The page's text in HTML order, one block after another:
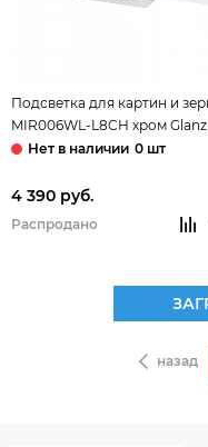
Подсветка для картин и
MIR006WL-L8CH хром Glanz
Maytoni
0 шт
4 390 руб.
Распродано
назад